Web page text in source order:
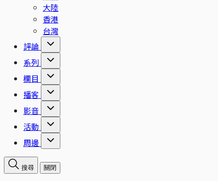
大陸
香港
台灣
評論
系列
欄目
播客
影音
活動
周邊
搜尋 關閉